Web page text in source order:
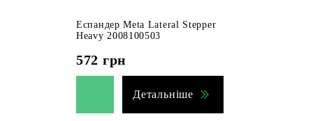
Еспандер Meta Lateral Stepper
Heavy 2008100503
572 грн
Детальніше